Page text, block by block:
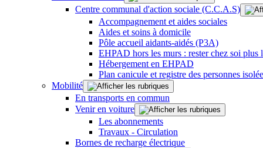
Centre communal d'action sociale (C.C.A.S)
Accompagnement et aides sociales
Aides et soins à domicile
Pôle accueil aidants-aidés (P3A)
EHPAD hors les murs : rester chez soi plus
Hébergement en EHPAD
Plan canicule et registre des personnes
Mobilité
En transports en commun
Venir en voiture
Les abonnements
Travaux - Circulation
Bornes de recharge électrique